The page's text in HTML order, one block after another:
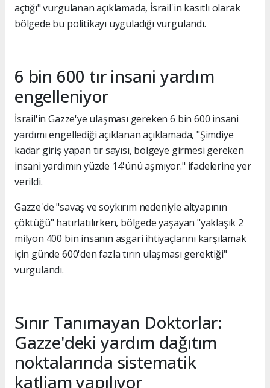
açtığı" vurgulanan açıklamada, İsrail'in kasıtlı olarak
bölgede bu politikayı uyguladığı vurgulandı.
6 bin 600 tır insani yardım
engelleniyor
İsrail'in Gazze'ye ulaşması gereken 6 bin 600 insani
yardımı engellediği açıklanan açıklamada, "Şimdiye
kadar giriş yapan tır sayısı, bölgeye girmesi gereken
insani yardımın yüzde 14'ünü aşmıyor." ifadelerine yer
verildi.
Gazze'de "savaş ve soykırım nedeniyle altyapının
çöktüğü" hatırlatılırken, bölgede yaşayan "yaklaşık 2
milyon 400 bin insanın asgari ihtiyaçlarını karşılamak
için günde 600'den fazla tırın ulaşması gerektiği"
vurgulandı.
Sınır Tanımayan Doktorlar:
Gazze'deki yardım dağıtım
noktalarında sistematik
katliam yapılıyor